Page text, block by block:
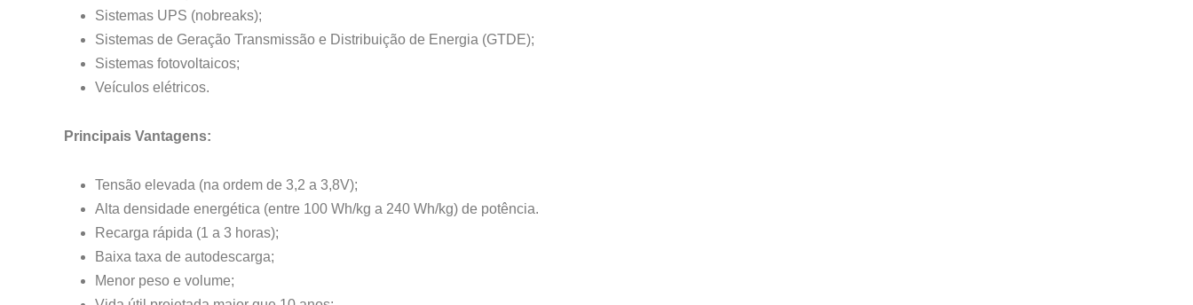
Sistemas UPS (nobreaks);
Sistemas de Geração Transmissão e Distribuição de Energia (GTDE);
Sistemas fotovoltaicos;
Veículos elétricos.
Principais Vantagens:
Tensão elevada (na ordem de 3,2 a 3,8V);
Alta densidade energética (entre 100 Wh/kg a 240 Wh/kg) de potência.
Recarga rápida (1 a 3 horas);
Baixa taxa de autodescarga;
Menor peso e volume;